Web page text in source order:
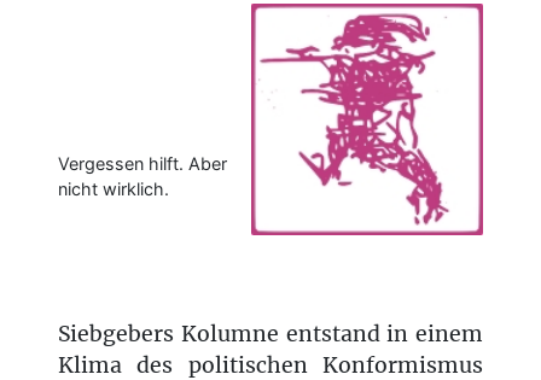
Vergessen hilft. Aber
nicht wirklich.
Siebgebers Kolumne entstand in einem
Klima des politischen Konformismus